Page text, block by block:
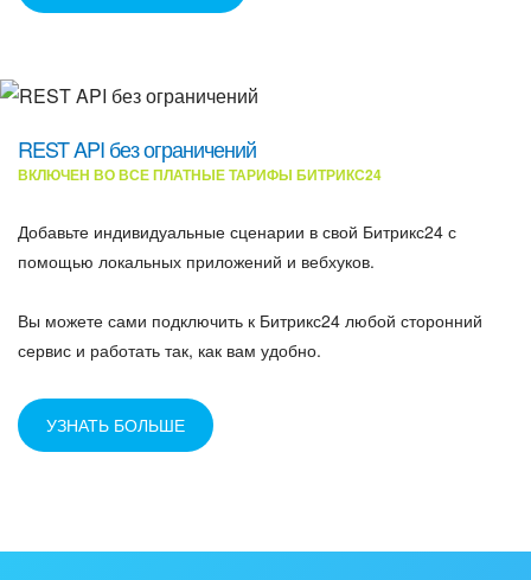
REST API без ограничений
ВКЛЮЧЕН ВО ВСЕ ПЛАТНЫЕ ТАРИФЫ БИТРИКС24
Добавьте индивидуальные сценарии в свой Битрикс24 с
помощью локальных приложений и вебхуков.
Вы можете сами подключить к Битрикс24 любой сторонний
сервис и работать так, как вам удобно.
УЗНАТЬ БОЛЬШЕ